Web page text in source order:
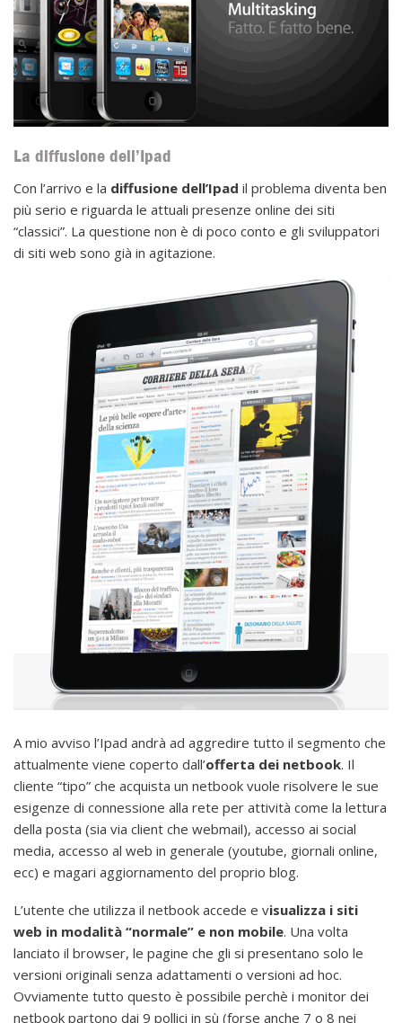
La diffusione dell’Ipad
Con l’arrivo e la diffusione dell’Ipad il problema diventa ben
più serio e riguarda le attuali presenze online dei siti
“classici”. La questione non è di poco conto e gli sviluppatori
di siti web sono già in agitazione.
A mio avviso l’Ipad andrà ad aggredire tutto il segmento che
attualmente viene coperto dall’offerta dei netbook. Il
cliente “tipo” che acquista un netbook vuole risolvere le sue
esigenze di connessione alla rete per attività come la lettura
della posta (sia via client che webmail), accesso ai social
media, accesso al web in generale (youtube, giornali online,
ecc) e magari aggiornamento del proprio blog.
L’utente che utilizza il netbook accede e visualizza i siti
web in modalità “normale” e non mobile. Una volta
lanciato il browser, le pagine che gli si presentano solo le
versioni originali senza adattamenti o versioni ad hoc.
Ovviamente tutto questo è possibile perchè i monitor dei
netbook partono dai 9 pollici in sù (forse anche 7 o 8 nei